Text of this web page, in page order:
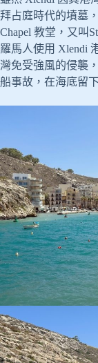
拜占庭時代的墳墓
Chapel 教堂，又叫
羅馬人使用 Xlendi
灣免受強風的侵襲
船事故，在海底留